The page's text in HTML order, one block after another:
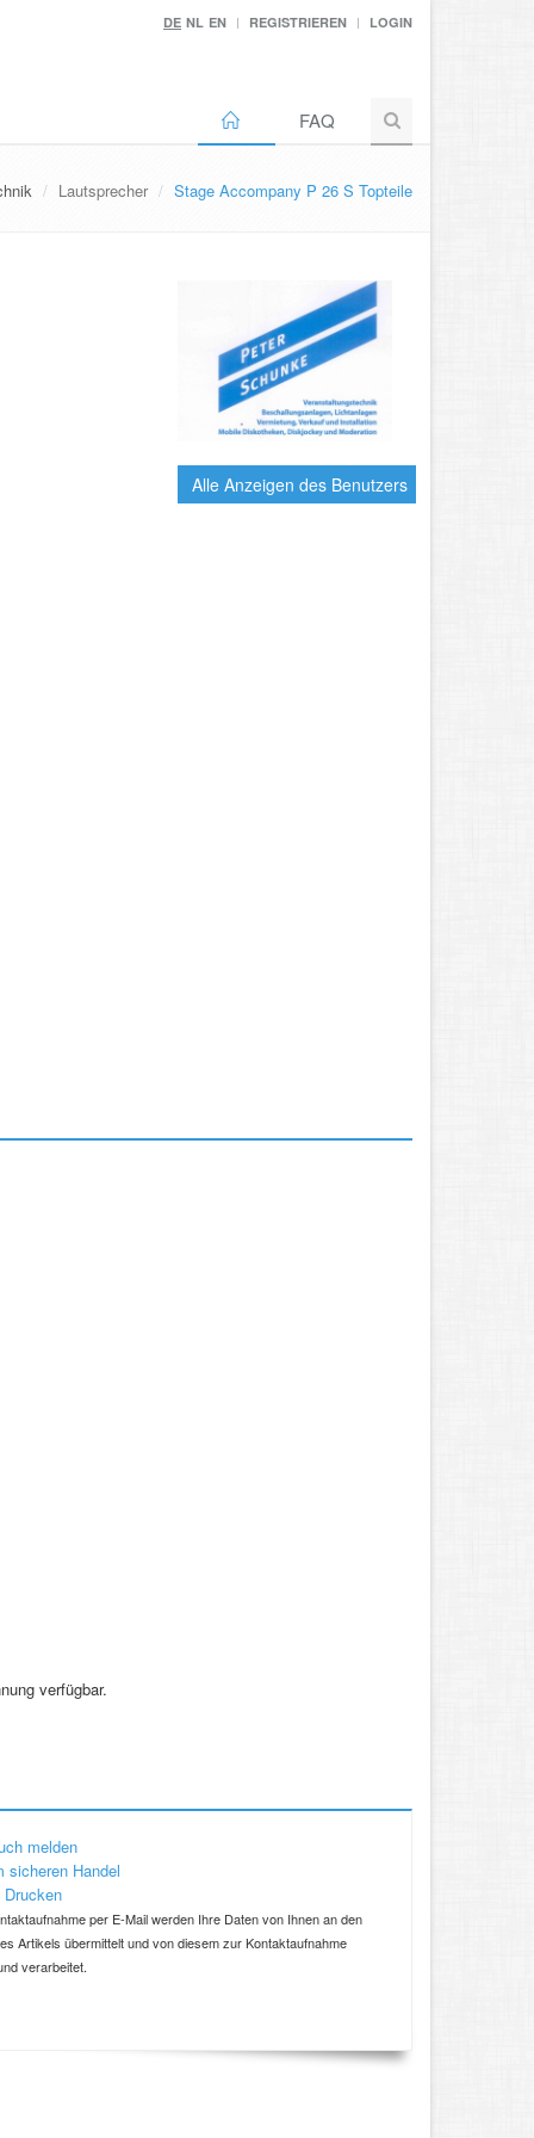
DE NL EN REGISTRIEREN LOGIN
FAQ
Lautsprecher Stage Accompany P 26 S Topteile
Alle Anzeigen des Benutzers
verfügbar.
melden
Handel
per E-Mail werden Ihre Daten von Ihnen an den
Artikels übermittelt und von diesem zur Kontaktaufnahme
verarbeitet.